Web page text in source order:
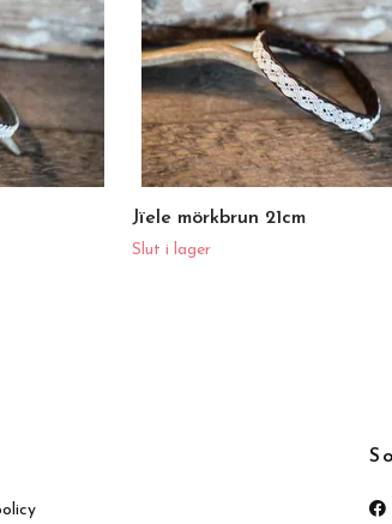
Jïele mörkbrun 21cm
Slut i lager